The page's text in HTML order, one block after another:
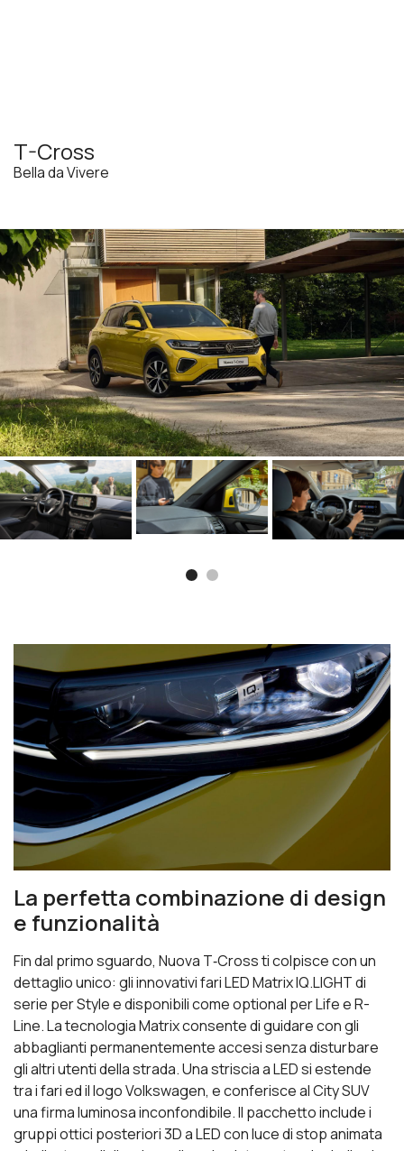
T-Cross
Bella da Vivere
La perfetta combinazione di design
e funzionalità
Fin dal primo sguardo, Nuova T‑Cross ti colpisce con un
dettaglio unico: gli innovativi fari LED Matrix IQ.LIGHT di
serie per Style e disponibili come optional per Life e R-
Line. La tecnologia Matrix consente di guidarecon gli
abbaglianti permanentemente accesisenza disturbare
gli altri utenti della strada. Una striscia a LED si estende
tra i fari ed il logo Volkswagen, e conferisce al City SUV
una firma luminosa inconfondibile. Il pacchetto include i
gruppi ottici posteriori 3D a LED con luce di stop animata